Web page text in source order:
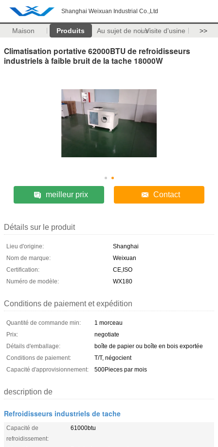
Shanghai Weixuan Industrial Co.,Ltd
Maison Produits Au sujet de nousVisite d'usine >>
Climatisation portative 62000BTU de refroidisseurs
industriels à faible bruit de la tache 18000W
meilleur prix Contact
Détails sur le produit
Lieu d'origine:
Shanghai
Nom de marque:
Weixuan
Certification:
CE,ISO
Numéro de modèle:
WX180
Conditions de paiement et expédition
Quantité de commande min:
1 morceau
Prix:
negotiate
Détails d'emballage:
boîte de papier ou boîte en bois exportée
Conditions de paiement:
T/T, négocient
Capacité d'approvisionnement:
500Pieces par mois
description de
Refroidisseurs industriels de tache
Capacité de
refroidissement:
61000btu